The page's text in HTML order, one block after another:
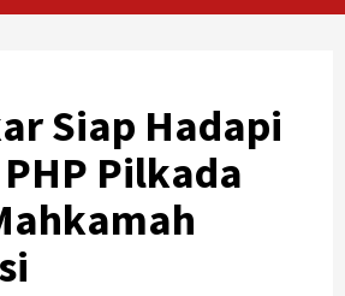
Siap Hadapi
Pilkada